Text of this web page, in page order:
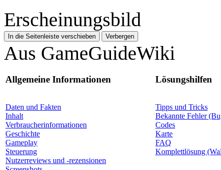
Erscheinungsbild
In die Seitenleiste verschieben Verbergen
Aus GameGuideWiki
Allgemeine Informationen Lösungshilfen
Daten und Fakten
Inhalt
Verbraucherinformationen
Geschichte
Gameplay
Steuerung
Nutzerreviews und -rezensionen
Tipps und Tricks
Bekannte Fehler
Codes
Karte
FAQ
Komplettlösung